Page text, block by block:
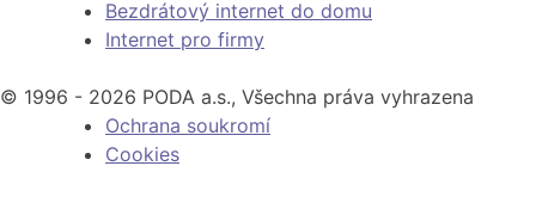
Bezdrátový internet do domu
Internet pro firmy
© 1996 - 2026 PODA a.s., Všechna práva vyhrazena
Ochrana soukromí
Cookies